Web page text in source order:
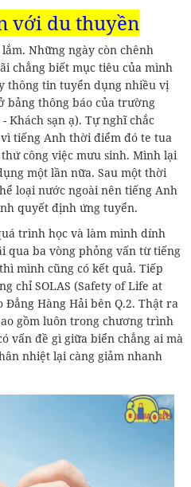
với du thuyền
Những ngày còn chênh
chẳng biết mục tiêu của mình
thông tin tuyển dụng nhiều vị
thông báo của trường
Khách sạn ạ). Tự nghĩ chắc
tiếng Anh thời điểm đó te tua
công việc mưu sinh. Mình lại
một lần nữa. Sau một thời
loại nước ngoài nên tiếng Anh
quyết định ứng tuyển.
trình học và làm mình dính
qua ba vòng phỏng vấn từ tiếng
mình cũng có kết quả. Tiếp
chỉ SOLAS (Safety of Life at
Đẳng Hàng Hải bên Q.2. Thật ra
gồm luôn trong chương trình
vấn đề gì giữa biển chẳng ai mà
nhiệt lại càng giảm nhanh